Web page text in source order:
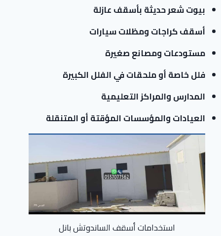
بيوت شعر حديثة بأسقف عازلة
أسقف كراجات ومظلات سيارات
مستودعات ومصانع صغيرة
فلل خاصة أو ملحقات في الفلل الكبيرة
المدارس والمراكز التعليمية
العيادات والمؤسسات المؤقتة أو المتنقلة
استخدامات أسقف الساندوتش بانل